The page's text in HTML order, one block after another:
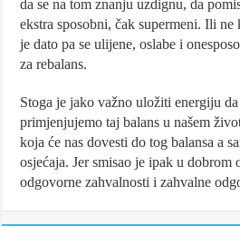
da se na tom znanju uzdignu, da
ekstra sposobni, čak supermeni. Ili
je dato pa se ulijene, oslabe i
za rebalans.
Stoga je jako važno uložiti energiju
primjenjujemo taj balans u našem
koja će nas dovesti do tog balansa a
osjećaja. Jer smisao je ipak u dobrom
odgovorne zahvalnosti i zahvalne